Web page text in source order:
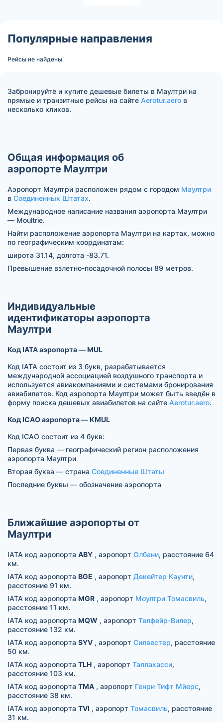
Популярные направления
Рейсы не найдены.
Забронируйте и купите дешевые билеты в Маултри на
прямые и транзитные рейсы на сайте Aerotur.aero в
несколько кликов.
Общая информация об
аэропорте Маултри
Аэропорт Маултри расположен рядом с городом Маултри
в Соединенных Штатах.
Международное написание названия аэропорта Маултри
— Moultrie.
Найти расположение аэропорта Маултри на картах, можно
по географическим координатам:
широта 31.14, долгота -83.71.
Превышение взлетно-посадочной полосы 89 метров.
Индивидуальные
идентификаторы аэропорта
Маултри
Код IATA аэропорта — MUL
Код IATA состоит из 3 букв, разрабатывается
международной ассоциацией воздушного транспорта и
используется авиакомпаниями и системами бронирования
авиабилетов. Код аэропорта Маултри может быть введён в
форму поиска дешевых авиабилетов на сайте Aerotur.aero.
Код ICAO аэропорта — KMUL
Код ICAO состоит из 4 букв:
Первая буква — географический регион расположения
аэропорта Маултри
Вторая буква — страна Соединенные Штаты
Последние буквы — обозначение аэропорта
Ближайшие аэропорты от
Маултри
IATA код аэропорта ABY , аэропорт Олбани, расстояние 64
км.
IATA код аэропорта BGE , аэропорт Декейтер Каунти,
расстояние 91 км.
IATA код аэропорта MGR , аэропорт Моултри Томасвиль,
расстояние 11 км.
IATA код аэропорта MQW , аэропорт Телфейр-Вилер,
расстояние 132 км.
IATA код аэропорта SYV , аэропорт Силвестер, расстояние
50 км.
IATA код аэропорта TLH , аэропорт Таллахасси,
расстояние 103 км.
IATA код аэропорта TMA , аэропорт Генри Тифт Мйерс,
расстояние 38 км.
IATA код аэропорта TVI , аэропорт Томасвиль, расстояние
31 км.